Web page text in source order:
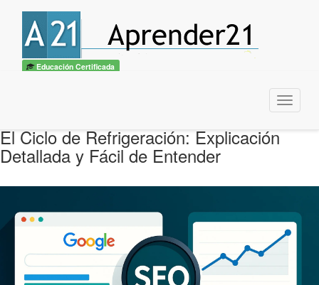
Educación Certificada
Menu
El Ciclo de Refrigeración: Explicación
Detallada y Fácil de Entender